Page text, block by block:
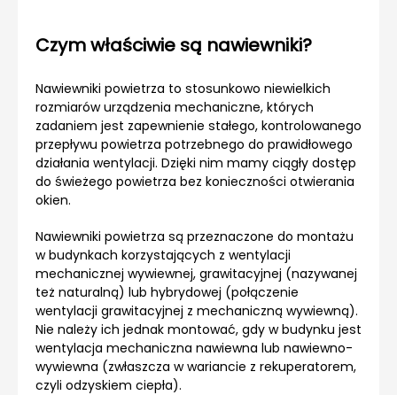
Czym właściwie są nawiewniki?
Nawiewniki powietrza to stosunkowo niewielkich
rozmiarów urządzenia mechaniczne, których
zadaniem jest zapewnienie stałego, kontrolowanego
przepływu powietrza potrzebnego do prawidłowego
działania wentylacji. Dzięki nim mamy ciągły dostęp
do świeżego powietrza bez konieczności otwierania
okien.
Nawiewniki powietrza są przeznaczone do montażu
w budynkach korzystających z wentylacji
mechanicznej wywiewnej, grawitacyjnej (nazywanej
też naturalną) lub hybrydowej (połączenie
wentylacji grawitacyjnej z mechaniczną wywiewną).
Nie należy ich jednak montować, gdy w budynku jest
wentylacja mechaniczna nawiewna lub nawiewno-
wywiewna (zwłaszcza w wariancie z rekuperatorem,
czyli odzyskiem ciepła).